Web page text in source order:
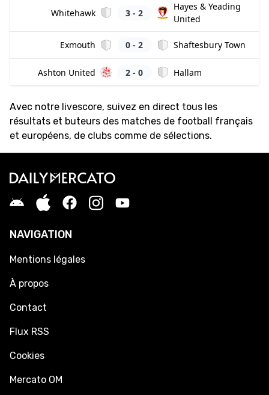
Whitehawk 3 - 2
Hayes & Yeading
United
Exmouth 0 - 2 Shaftesbury Town
Ashton United 2 - 0 Hallam
Avec notre livescore, suivez en direct tous les
résultats et buteurs des matches de football français
et européens, de clubs comme de sélections.
NAVIGATION
Mentions légales
À propos
Contact
Flux RSS
Cookies
Mercato OM